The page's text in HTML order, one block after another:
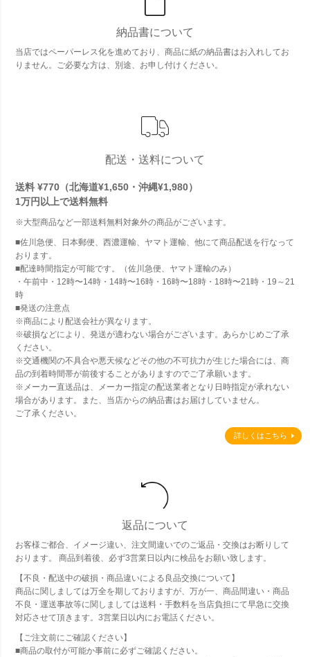
納品書について
当店ではペーパーレス化を進めており、商品に紙の納品書はお入れしてお
りません。ご必要な方は、別途、お申し付けください。
配送・送料について
送料 ¥770（北海道¥1,650・沖縄¥1,980）
1万円以上で送料無料
※大型商品など一部送料無料対象外の商品がございます。
■佐川急便、日本郵便、西濃運輸、ヤマト運輸、他にて商品配送を行なって
おります。
■配達時間指定が可能です。（佐川急便、ヤマト運輸のみ）
・午前中・12時〜14時・14時〜16時・16時〜18時・18時〜21時・19～21
時
■発送の注意点
※商品により配送会社が異なります。
※破損などにより、発送が適わない場合がございます。あらかじめご了承
ください。
※交通機関の不具合や悪天候などその他の不可抗力が生じた場合には、商
品の到着時間帯が前後することがありますのでご了承願います。
※メーカー直送品は、メーカー指定の配送業者となり日時指定が承れない
場合があります。また、当店からの納品書はお届けしていません。
ご了承ください。
詳しくはこちら
返品について
お客様ご都合、イメージ違い、注文間違いでのご返品・交換はお断りして
おります。 商品到着後、必ず3営業日以内に検品をお願い致します。
【不良・配送中の破損・商品違いによる良品交換について】
商品に関しましては万全を期しておりますが、万が一、商品間違い・商品
不良・運送事故等に関しましては送料・手数料を当店負担にて早急に交換
対応させて頂きます。3営業日以内にお電話ください。
【ご注文前にご確認ください】
■商品の取付が可能か事前に必ずご確認ください。